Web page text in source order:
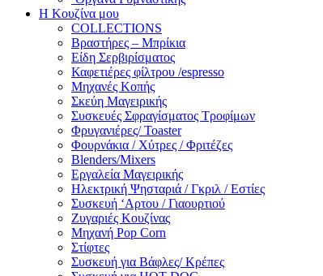
Η Κουζίνα μου
COLLECTIONS
Βραστήρες – Μπρίκια
Είδη Σερβιρίσματος
Καφετιέρες φίλτρου /espresso
Μηχανές Κοπής
Σκεύη Μαγειρικής
Συσκευές Σφραγίσματος Τροφίμων
Φρυγανιέρες/ Toaster
Φουρνάκια / Χύτρες / Φριτέζες
Blenders/Mixers
Εργαλεία Μαγειρικής
Ηλεκτρική Ψησταριά / Γκριλ / Eστίες
Συσκευή ‘Αρτου / Γιαουρτιού
Ζυγαριές Κουζίνας
Μηχανή Pop Corn
Στίφτες
Συσκευή για Βάφλες/ Κρέπες